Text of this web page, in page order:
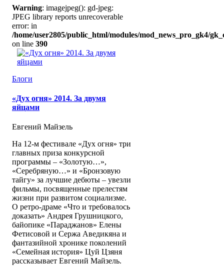
Warning: imagejpeg(): gd-jpeg:
JPEG library reports unrecoverable
error: in
/home/user2805/public_html/modules/mod_news_pro_gk4/
on line 390
Блоги
«Дух огня» 2014. За двумя
яйцами
Евгений Майзель
На 12-м фестивале «Дух огня» три
главных приза конкурсной
программы – «Золотую…»,
«Серебряную…» и «Бронзовую
тайгу» за лучшие дебюты – увезли
фильмы, посвященные прелестям
жизни при развитом социализме.
О ретро-драме «Что и требовалось
доказать» Андрея Грушницкого,
байопике «Параджанов» Елены
Фетисовой и Сержа Аведикяна и
фантазийной хронике поколений
«Семейная история» Цуй Цзяня
рассказывает Евгений Майзель.